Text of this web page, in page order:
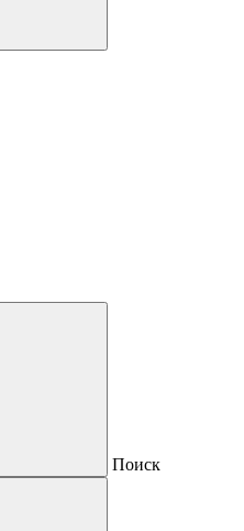
Поиск